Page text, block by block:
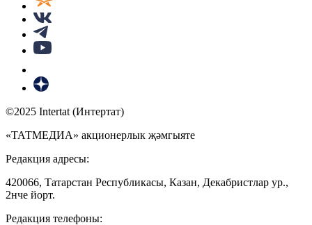
©2025 Intertat (Интертат)
«ТАТМЕДИА» акционерлык җәмгыяте
Редакция адресы:
420066, Татарстан Республикасы, Казан, Декабристлар ур.,
2нче йорт.
Редакция телефоны: